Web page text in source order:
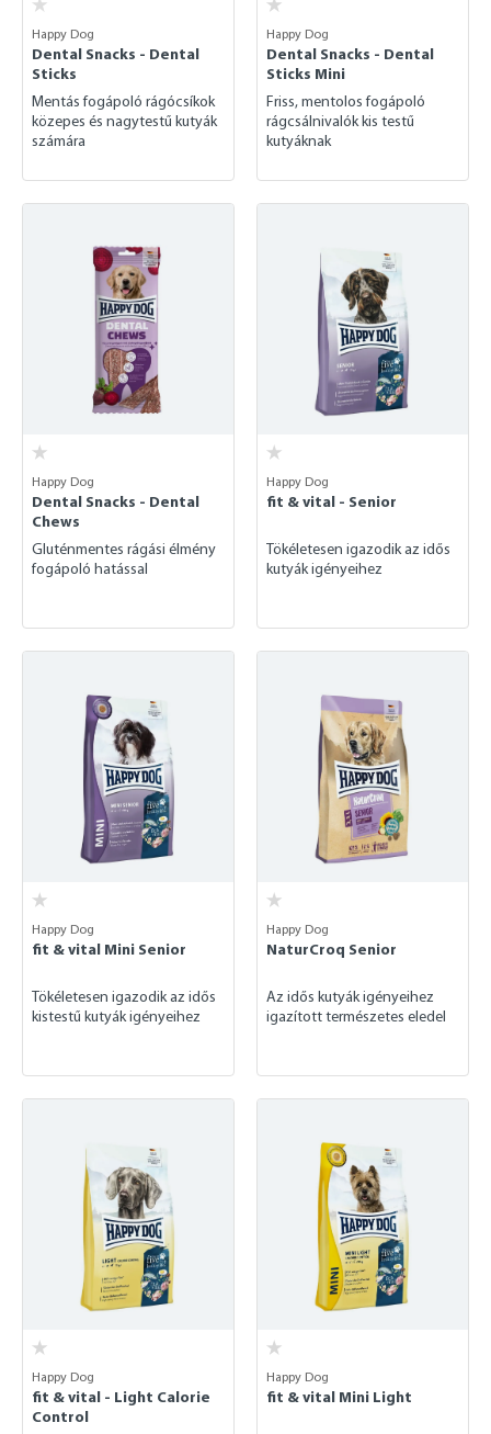
Happy Dog
Dental Snacks - Dental
Sticks
Mentás fogápoló rágócsíkok
közepes és nagytestű kutyák
számára
Happy Dog
Dental Snacks - Dental
Sticks Mini
Friss, mentolos fogápoló
rágcsálnivalók kis testű
kutyáknak
Happy Dog
Dental Snacks - Dental
Chews
Gluténmentes rágási élmény
fogápoló hatással
Happy Dog
fit & vital - Senior
Tökéletesen igazodik az idős
kutyák igényeihez
Happy Dog
fit & vital Mini Senior
Tökéletesen igazodik az idős
kistestű kutyák igényeihez
Happy Dog
NaturCroq Senior
Az idős kutyák igényeihez
igazított természetes eledel
Happy Dog
fit & vital - Light Calorie
Control
Happy Dog
fit & vital Mini Light